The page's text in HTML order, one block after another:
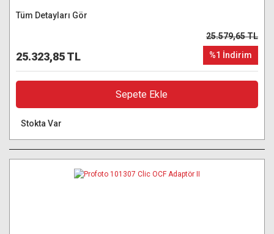
Tüm Detayları Gör
25.323,85 TL
25.579,65 TL
%1 İndirim
Sepete Ekle
Stokta Var